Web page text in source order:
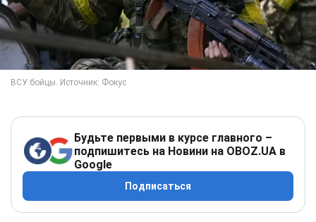
Будьте первыми в курсе главного –
подпишитесь на Новини на OBOZ.UA в
Google
Подписаться